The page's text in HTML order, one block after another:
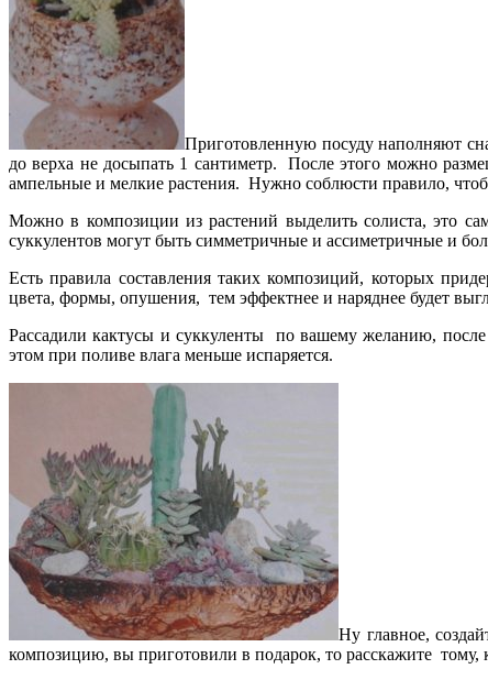
Приготовленную посуду наполняют
до верха не досыпать 1 сантиметр. После этого можно
ампельные и мелкие растения. Нужно соблюсти правило,
Можно в композиции из растений выделить солиста, это
суккулентов могут быть симметричные и ассиметричные и
Есть правила составления таких композиций, которых
цвета, формы, опушения, тем эффектнее и наряднее будет
Рассадили кактусы и суккуленты по вашему желанию,
этом при поливе влага меньше испаряется.
Ну главное,
композицию, вы приготовили в подарок, то расскажите